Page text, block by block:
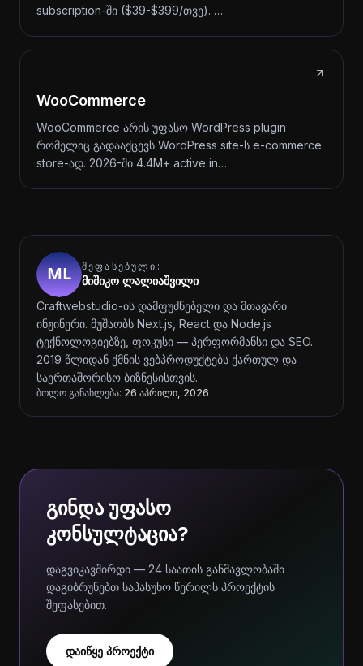
subscription-ში ($39-$399/თვე). …
WooCommerce
WooCommerce არის უფასო WordPress plugin
რომელიც გადააქცევს WordPress site-ს e-commerce
store-ად. 2026-ში 4.4M+ active in…
ᲨᲔᲤᲐᲡᲔᲑᲣᲚᲘ:
მიშიკო ლალიაშვილი
Craftwebstudio-ის დამფუძნებელი და მთავარი
ინჟინერი. მუშაობს Next.js, React და Node.js
ტექნოლოგიებზე, ფოკუსი — პერფორმანსი და SEO.
2019 წლიდან ქმნის ვებპროდუქტებს ქართულ და
საერთაშორისო ბიზნესისთვის.
ბოლო განახლება: 26 აპრილი, 2026
გინდა უფასო
კონსულტაცია?
დაგვიკავშირდი — 24 საათის განმავლობაში
დაგიბრუნებთ საპასუხო წერილს პროექტის
შეფასებით.
დაიწყე პროექტი